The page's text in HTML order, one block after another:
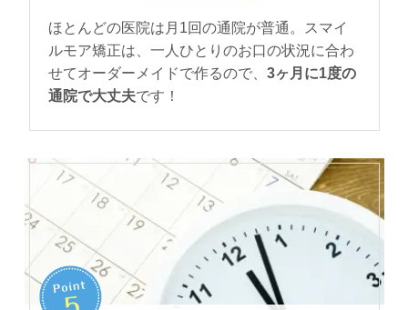
ほとんどの医院は月1回の通院が普通。スマイ
ルモア矯正は、一人ひとりのお口の状況に合わ
せてオーダーメイドで作るので、 3ヶ月に1度の
通院で大丈夫です！